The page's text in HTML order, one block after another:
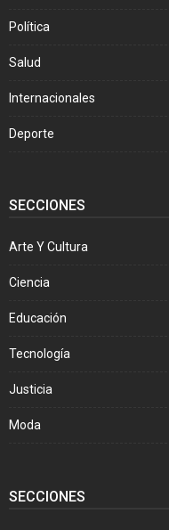
Política
Salud
Internacionales
Deporte
SECCIONES
Arte Y Cultura
Ciencia
Educación
Tecnología
Justicia
Moda
SECCIONES